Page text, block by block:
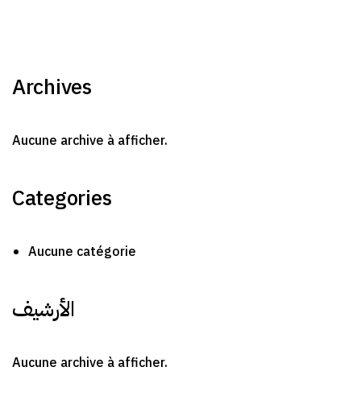
Archives
Aucune archive à afficher.
Categories
Aucune catégorie
الأرشيف
Aucune archive à afficher.